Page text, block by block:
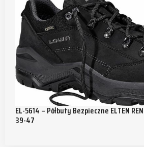
EL-5614 – Półbuty Bezpieczne ELTEN
39-47